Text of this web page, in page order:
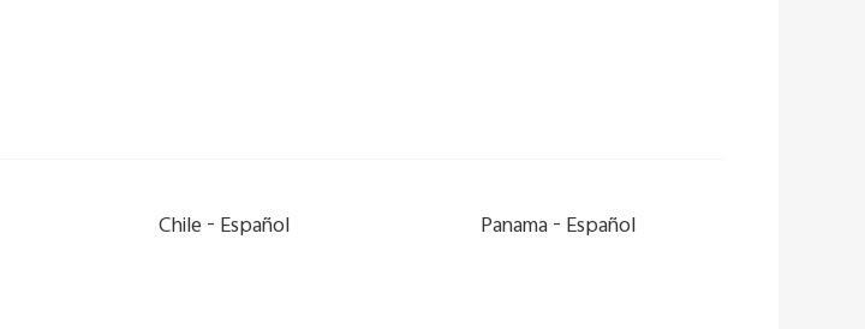
Chile - Español Panama - Español